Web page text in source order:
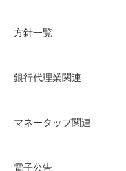
方針一覧
銀行代理業関連
マネータップ関連
電子公告